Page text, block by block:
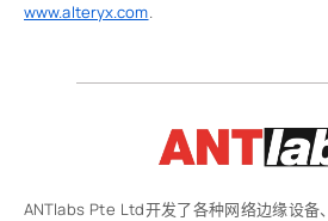
www.alteryx.com.
ANTlabs Pte Ltd开发了各种网络边缘设备